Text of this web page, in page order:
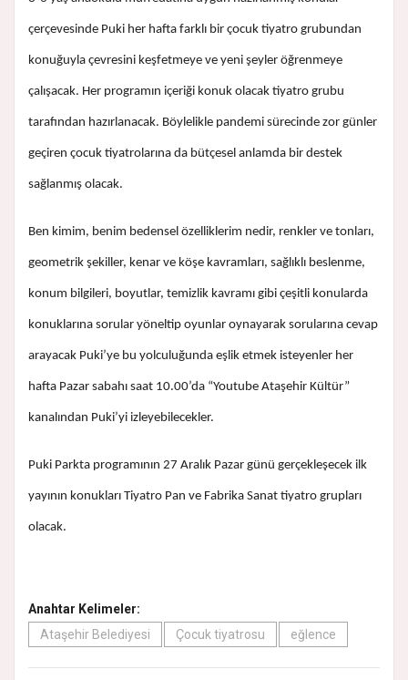
çerçevesinde Puki her hafta farklı bir çocuk tiyatro grubundan
konuğuyla çevresini keşfetmeye ve yeni şeyler öğrenmeye
çalışacak. Her programın içeriği konuk olacak tiyatro grubu
tarafından hazırlanacak. Böylelikle pandemi sürecinde zor günler
geçiren çocuk tiyatrolarına da bütçesel anlamda bir destek
sağlanmış olacak.
Ben kimim, benim bedensel özelliklerim nedir, renkler ve tonları,
geometrik şekiller, kenar ve köşe kavramları, sağlıklı beslenme,
konum bilgileri, boyutlar, temizlik kavramı gibi çeşitli konularda
konuklarına sorular yöneltip oyunlar oynayarak sorularına cevap
arayacak Puki’ye bu yolculuğunda eşlik etmek isteyenler her
hafta Pazar sabahı saat 10.00’da “Youtube Ataşehir Kültür”
kanalından Puki’yi izleyebilecekler.
Puki Parkta programının 27 Aralık Pazar günü gerçekleşecek ilk
yayının konukları Tiyatro Pan ve Fabrika Sanat tiyatro grupları
olacak.
Anahtar Kelimeler:
Ataşehir Belediyesi
Çocuk tiyatrosu eğlence